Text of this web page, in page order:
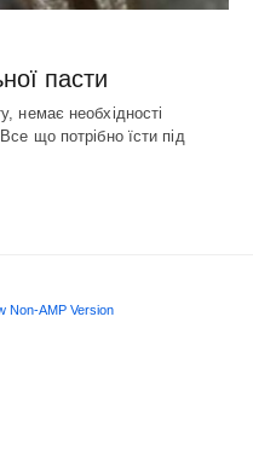
пасти
немає необхідності
що потрібно їсти під
Non-AMP Version